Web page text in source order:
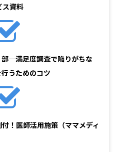
ス資料
部─満足度調査で陥りがちな
うためのコツ
付！医師活用施策（ママメディ